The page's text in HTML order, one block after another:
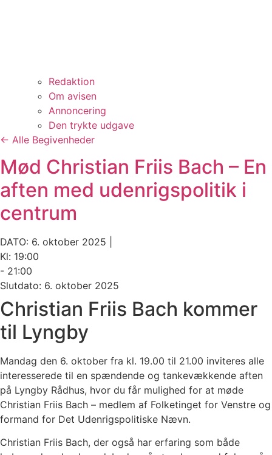
Redaktion
Om avisen
Annoncering
Den trykte udgave
← Alle Begivenheder
Mød Christian Friis Bach – En
aften med udenrigspolitik i
centrum
DATO: 6. oktober 2025 |
Kl: 19:00
- 21:00
Slutdato: 6. oktober 2025
Christian Friis Bach kommer
til Lyngby
Mandag den 6. oktober fra kl. 19.00 til 21.00 inviteres alle
interesserede til en spændende og tankevækkende aften
på Lyngby Rådhus, hvor du får mulighed for at møde
Christian Friis Bach – medlem af Folketinget for Venstre og
formand for Det Udenrigspolitiske Nævn.
Christian Friis Bach, der også har erfaring som både